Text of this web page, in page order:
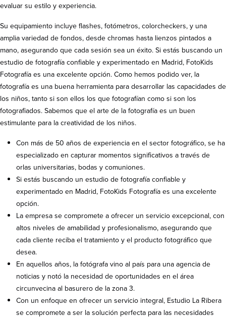
evaluar su estilo y experiencia.
Su equipamiento incluye flashes, fotómetros, colorcheckers, y una
amplia variedad de fondos, desde chromas hasta lienzos pintados a
mano, asegurando que cada sesión sea un éxito. Si estás buscando un
estudio de fotografía confiable y experimentado en Madrid, FotoKids
Fotografía es una excelente opción. Como hemos podido ver, la
fotografía es una buena herramienta para desarrollar las capacidades de
los niños, tanto si son ellos los que fotografían como si son los
fotografiados. Sabemos que el arte de la fotografía es un buen
estimulante para la creatividad de los niños.
Con más de 50 años de experiencia en el sector fotográfico, se ha
especializado en capturar momentos significativos a través de
orlas universitarias, bodas y comuniones.
Si estás buscando un estudio de fotografía confiable y
experimentado en Madrid, FotoKids Fotografía es una excelente
opción.
La empresa se compromete a ofrecer un servicio excepcional, con
altos niveles de amabilidad y profesionalismo, asegurando que
cada cliente reciba el tratamiento y el producto fotográfico que
desea.
En aquellos años, la fotógrafa vino al país para una agencia de
noticias y notó la necesidad de oportunidades en el área
circunvecina al basurero de la zona 3.
Con un enfoque en ofrecer un servicio integral, Estudio La Ribera
se compromete a ser la solución perfecta para las necesidades